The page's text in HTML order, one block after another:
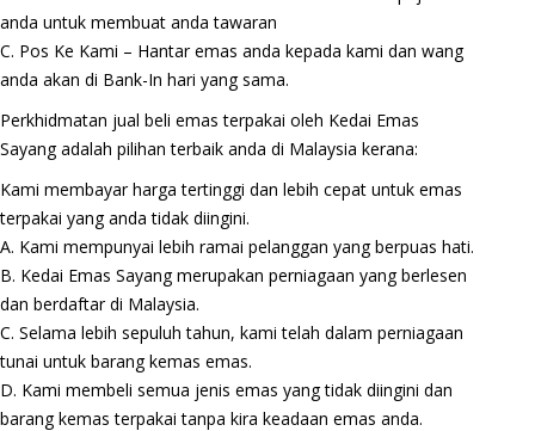
anda untuk membuat anda tawaran
C. Pos Ke Kami – Hantar emas anda kepada kami dan wang
anda akan di Bank-In hari yang sama.
Perkhidmatan jual beli emas terpakai oleh Kedai Emas
Sayang adalah pilihan terbaik anda di Malaysia kerana:
Kami membayar harga tertinggi dan lebih cepat untuk emas
terpakai yang anda tidak diingini.
A. Kami mempunyai lebih ramai pelanggan yang berpuas hati.
B. Kedai Emas Sayang merupakan perniagaan yang berlesen
dan berdaftar di Malaysia.
C. Selama lebih sepuluh tahun, kami telah dalam perniagaan
tunai untuk barang kemas emas.
D. Kami membeli semua jenis emas yang tidak diingini dan
barang kemas terpakai tanpa kira keadaan emas anda.